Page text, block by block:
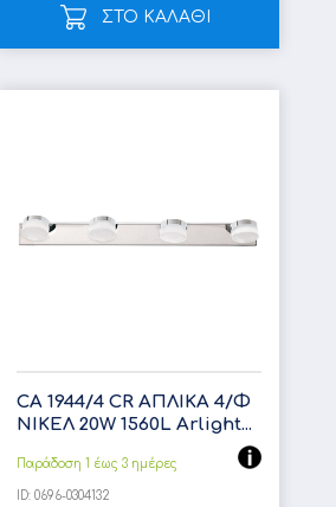
ΣΤΟ ΚΑΛΑΘΙ
CA 1944/4 CR ΑΠΛΙΚΑ 4/Φ
ΝΙΚΕΛ 20W 1560L Arlight...
Παράδοση 1 έως 3 ημέρες
ID:0696-0304132